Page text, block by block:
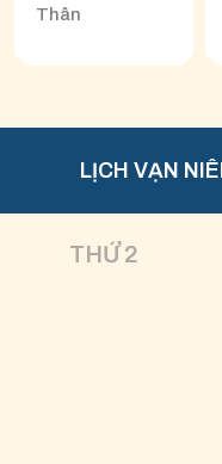
Thân
LỊCH VẠN
THỨ 2